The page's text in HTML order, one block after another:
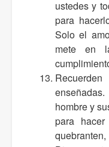
ustedes y
para
Solo el
mete en
hombre y
para